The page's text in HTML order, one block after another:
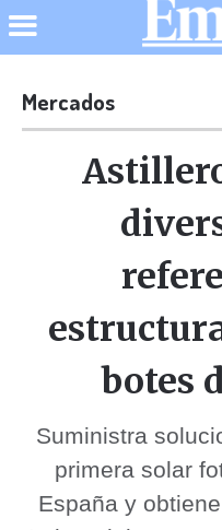
Mercados
botes
Suministra
primera solar
España y